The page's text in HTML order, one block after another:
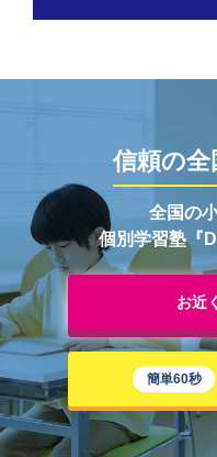
信頼の全
全国の
個別学習塾『
お近
簡単60秒